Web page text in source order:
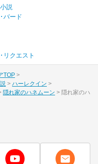
説
バード
リクエスト
TOP
ハーレクイン
隠れ家のハネムーン
隠れ家のハ